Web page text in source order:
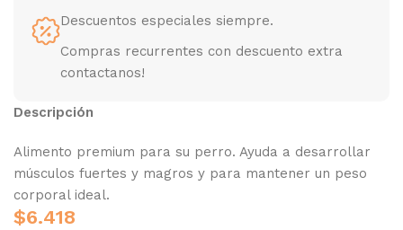
Descuentos especiales siempre.
Compras recurrentes con descuento extra
contactanos!
Descripción
Alimento premium para su perro. Ayuda a desarrollar
músculos fuertes y magros y para mantener un peso
corporal ideal.
$6.418